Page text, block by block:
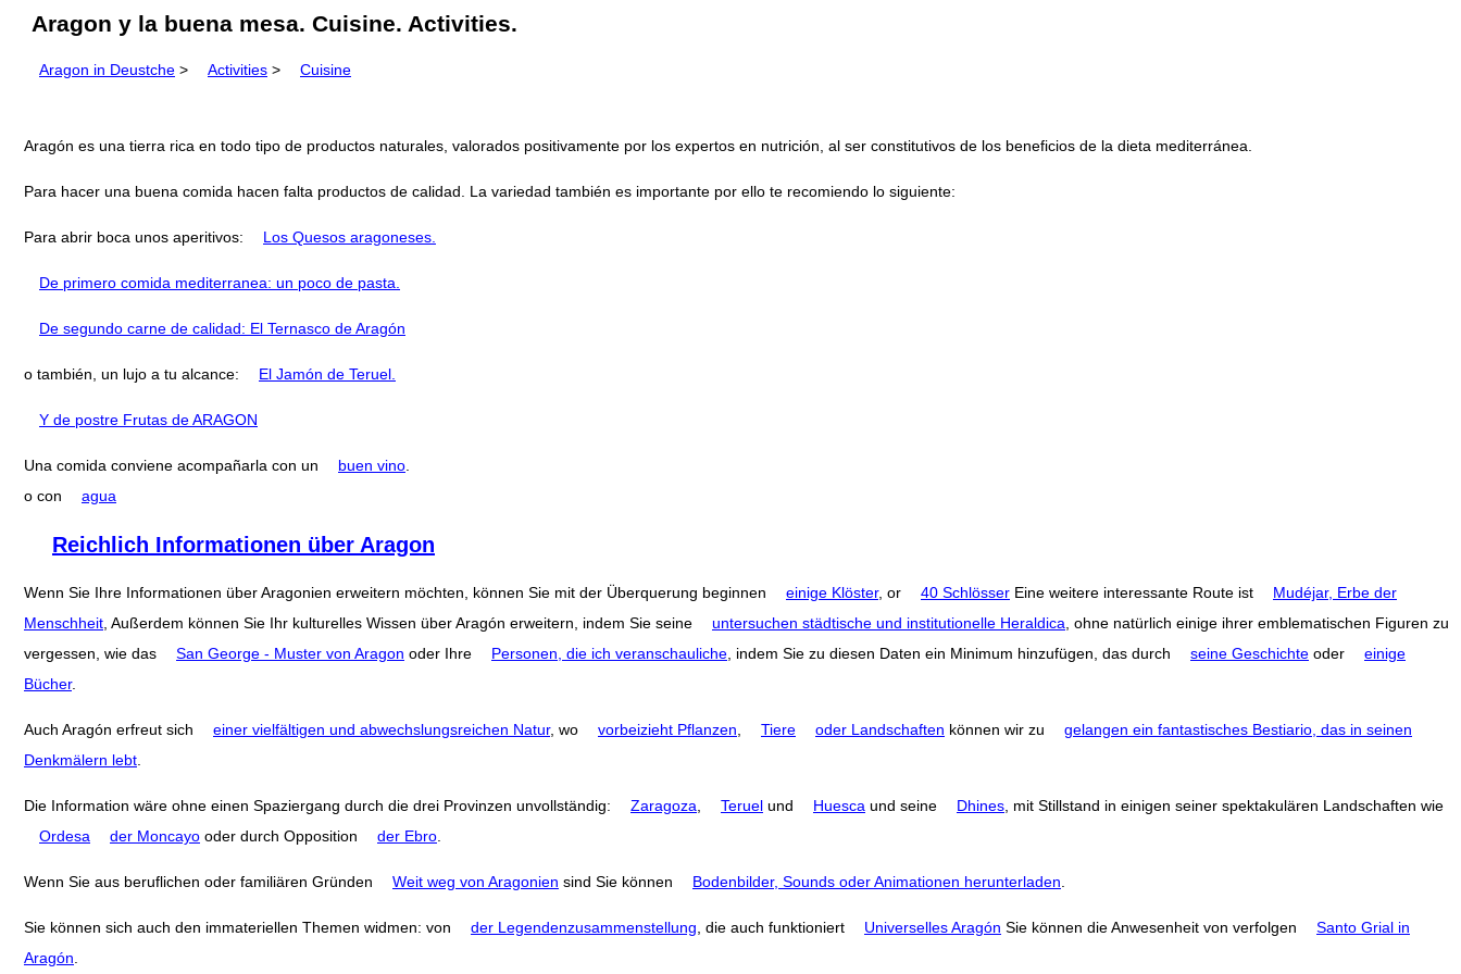
Aragon y la buena mesa. Cuisine. Activities.
Aragon in Deustche > Activities > Cuisine
Aragón es una tierra rica en todo tipo de productos naturales, valorados positivamente por los expertos en nutrición, al ser constitutivos de los beneficios de la dieta mediterránea.
Para hacer una buena comida hacen falta productos de calidad. La variedad también es importante por ello te recomiendo lo siguiente:
Para abrir boca unos aperitivos: Los Quesos aragoneses.
De primero comida mediterranea: un poco de pasta.
De segundo carne de calidad: El Ternasco de Aragón
o también, un lujo a tu alcance: El Jamón de Teruel.
Y de postre Frutas de ARAGON
Una comida conviene acompañarla con un buen vino.
o con
agua
Reichlich Informationen über Aragon
Wenn Sie Ihre Informationen über Aragonien erweitern möchten, können Sie mit der Überquerung beginnen einige Klöster, or 40 Schlösser Eine weitere interessante Route ist
Mudéjar, Erbe der
Menschheit, Außerdem können Sie Ihr kulturelles Wissen über Aragón erweitern, indem Sie seine untersuchen städtische und institutionelle Heraldica, ohne natürlich einige ihrer emblematischen Figuren zu
vergessen, wie das
San George - Muster von Aragon oder Ihre Personen, die ich veranschauliche, indem Sie zu diesen Daten ein Minimum hinzufügen, das durch seine Geschichte oder
einige
Bücher.
Auch Aragón erfreut sich einer vielfältigen und abwechslungsreichen Natur, wo vorbeizieht Pflanzen, Tiere oder Landschaften können wir zu
gelangen ein fantastisches Bestiario, das in seinen
Denkmälern lebt.
Die Information wäre ohne einen Spaziergang durch die drei Provinzen unvollständig: Zaragoza, Teruel und Huesca und seine Dhines, mit Stillstand in einigen seiner spektakulären Landschaften wie
Ordesa
der Moncayo oder durch Opposition der Ebro.
Wenn Sie aus beruflichen oder familiären Gründen Weit weg von Aragonien sind Sie können Bodenbilder, Sounds oder Animationen herunterladen.
Sie können sich auch den immateriellen Themen widmen: von der Legendenzusammenstellung, die auch funktioniert Universelles Aragón Sie können die Anwesenheit von verfolgen
Santo Grial in
Aragón.